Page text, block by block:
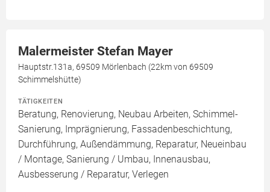
Malermeister Stefan Mayer
Hauptstr.131a, 69509 Mörlenbach (22km von 69509
Schimmelshütte)
TÄTIGKEITEN
Beratung, Renovierung, Neubau Arbeiten, Schimmel-
Sanierung, Imprägnierung, Fassadenbeschichtung,
Durchführung, Außendämmung, Reparatur, Neueinbau
/ Montage, Sanierung / Umbau, Innenausbau,
Ausbesserung / Reparatur, Verlegen